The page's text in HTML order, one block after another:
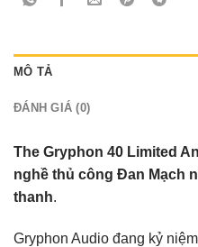
MÔ TẢ
ĐÁNH GIÁ (0)
The Gryphon 40 Limited
nghề thủ công Đan Mạch
thanh.
Gryphon Audio đang kỷ